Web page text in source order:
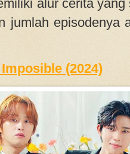
alur cerita
jumlah episodenya
(2024)